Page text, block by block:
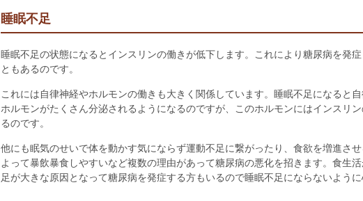
睡眠不足
睡眠不足の状態になるとインスリンの働きが低下します。これにより糖尿病を発
ともあるのです。
これには自律神経やホルモンの働きも大きく関係しています。睡眠不足になると
ホルモンがたくさん分泌されるようになるのですが、このホルモンにはインスリ
るのです。
他にも眠気のせいで体を動かす気にならず運動不足に繋がったり、食欲を増進さ
よって暴飲暴食しやすいなど複数の理由があって糖尿病の悪化を招きます。食生
足が大きな原因となって糖尿病を発症する方もいるので睡眠不足にならないように